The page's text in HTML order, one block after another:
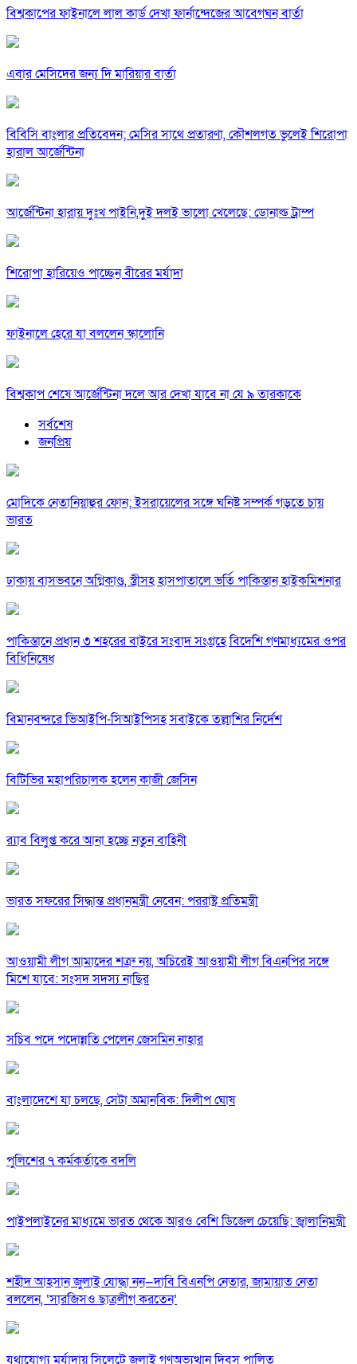
বিশ্বকাপের ফাইনালে লাল কার্ড দেখা ফার্নান্দেজের আবেগঘন বার্তা
এবার মেসিদের জন্য দি মারিয়ার বার্তা
বিবিসি বাংলার প্রতিবেদন; মেসির সাথে প্রতারণা, কৌশলগত ভুলেই শিরোপা
হারাল আর্জেন্টিনা
আর্জেন্টিনা হারায় দুঃখ পাইনি,দুই দলই ভালো খেলেছে: ডোনাল্ড ট্রাম্প
শিরোপা হারিয়েও পাচ্ছেন বীরের মর্যাদা
ফাইনালে হেরে যা বললেন স্কালোনি
বিশ্বকাপ শেষে আর্জেন্টিনা দলে আর দেখা যাবে না যে ৯ তারকাকে
সর্বশেষ
জনপ্রিয়
মোদিকে নেতানিয়াহুর ফোন; ইসরায়েলের সঙ্গে ঘনিষ্ট সম্পর্ক গড়তে চায়
ভারত
ঢাকায় বাসভবনে অগ্নিকাণ্ড, স্ত্রীসহ হাসপাতালে ভর্তি পাকিস্তান হাইকমিশনার
পাকিস্তানে প্রধান ৩ শহরের বাইরে সংবাদ সংগ্রহে বিদেশি গণমাধ্যমের ওপর
বিধিনিষেধ
বিমানবন্দরে ভিআইপি-সিআইপিসহ সবাইকে তল্লাশির নির্দেশ
বিটিভির মহাপরিচালক হলেন কাজী জেসিন
র‍্যাব বিলুপ্ত করে আনা হচ্ছে নতুন বাহিনী
ভারত সফরের সিদ্ধান্ত প্রধানমন্ত্রী নেবেন: পররাষ্ট্র প্রতিমন্ত্রী
আওয়ামী লীগ আমাদের শত্রু নয়, অচিরেই আওয়ামী লীগ বিএনপির সঙ্গে
মিশে যাবে: সংসদ সদস্য নাছির
সচিব পদে পদোন্নতি পেলেন জেসমিন নাহার
বাংলাদেশে যা চলছে, সেটা অমানবিক: দিলীপ ঘোষ
পুলিশের ৭ কর্মকর্তাকে বদলি
পাইপলাইনের মাধ্যমে ভারত থেকে আরও বেশি ডিজেল চেয়েছি: জ্বালানিমন্ত্রী
শহীদ আহসান জুলাই যোদ্ধা নন—দাবি বিএনপি নেতার, জামায়াত নেতা
বললেন, ‘সারজিসও ছাত্রলীগ করতেন’
যথাযোগ্য মর্যাদায় সিলেটে জুলাই গণঅভ্যুত্থান দিবস পালিত